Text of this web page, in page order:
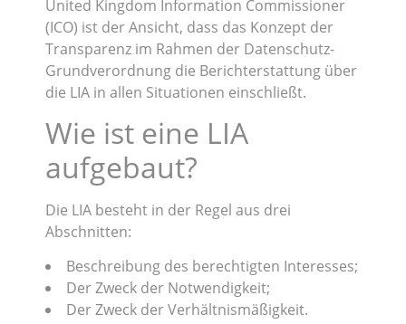
United Kingdom Information Commissioner
(ICO) ist der Ansicht, dass das Konzept der
Transparenz im Rahmen der Datenschutz-
Grundverordnung die Berichterstattung über
die LIA in allen Situationen einschließt.
Wie ist eine LIA
aufgebaut?
Die LIA besteht in der Regel aus drei
Abschnitten:
Beschreibung des berechtigten Interesses;
Der Zweck der Notwendigkeit;
Der Zweck der Verhältnismäßigkeit.